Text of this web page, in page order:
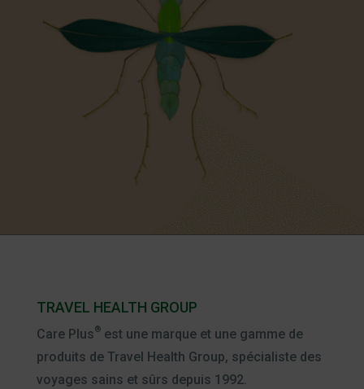
TRAVEL HEALTH GROUP
Care Plus®est une marque et une gamme de
produits de Travel Health Group, spécialiste des
voyages sains et sûrs depuis 1992.